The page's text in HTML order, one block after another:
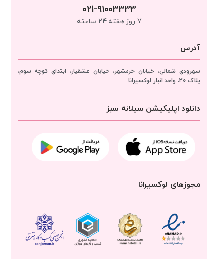
021-91003333
7 روز هفته 24 ساعته
آدرس
سهرودی شمالی، خیابان خرمشهر، خیابان عشقیار، ابتدای کوچه سوم،
پلاک 30، واحد انبار
لوکسیرانا
دانلود اپلیکیشن سیلانه سبز
مجوزهای لوکسیرانا